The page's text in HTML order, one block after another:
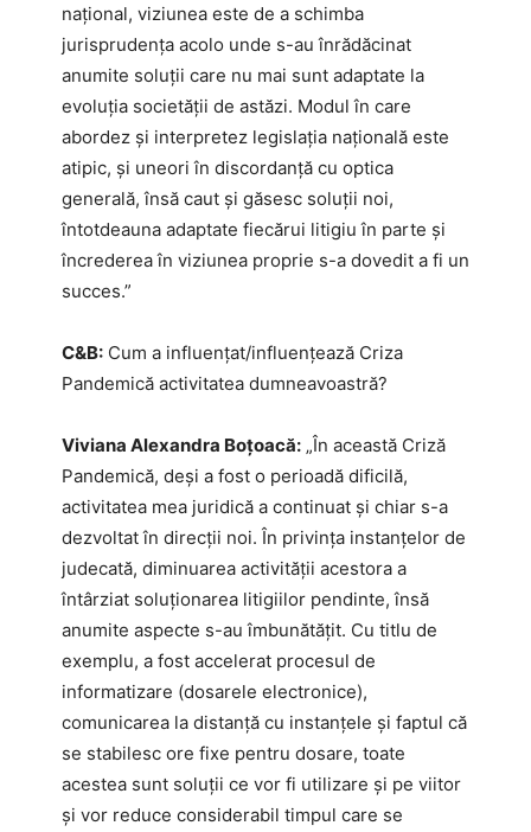
național, viziunea este de a schimba
jurisprudența acolo unde s-au înrădăcinat
anumite soluții care nu mai sunt adaptate la
evoluția societății de astăzi. Modul în care
abordez și interpretez legislația națională este
atipic, și uneori în discordanță cu optica
generală, însă caut și găsesc soluții noi,
întotdeauna adaptate fiecărui litigiu în parte și
încrederea în viziunea proprie s-a dovedit a fi un
succes.”
C&B: Cum a influențat/influențează Criza
Pandemică activitatea dumneavoastră?
Viviana Alexandra Boțoacă: „În această Criză
Pandemică, deși a fost o perioadă dificilă,
activitatea mea juridică a continuat și chiar s-a
dezvoltat în direcții noi. În privința instanțelor de
judecată, diminuarea activității acestora a
întârziat soluționarea litigiilor pendinte, însă
anumite aspecte s-au îmbunătățit. Cu titlu de
exemplu, a fost accelerat procesul de
informatizare (dosarele electronice),
comunicarea la distanță cu instanțele și faptul că
se stabilesc ore fixe pentru dosare, toate
acestea sunt soluții ce vor fi utilizare și pe viitor
și vor reduce considerabil timpul care se